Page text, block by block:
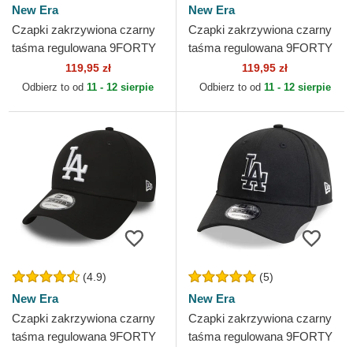
New Era
Czapki zakrzywiona czarny
taśma regulowana 9FORTY
League Essential Los
Angeles Dodgers MLB New
119,95 zł
Odbierz to od 11 - 12 sierpie
New Era
Czapki zakrzywiona czarny
taśma regulowana 9FORTY
Essential Outline Los Angeles
Lakers NBA New Era
119,95 zł
Odbierz to od 11 - 12 sierpie
(4.9)
New Era
Czapki zakrzywiona czarny
taśma regulowana 9FORTY
(5)
New Era
Czapki zakrzywiona czarny
taśma regulowana 9FORTY